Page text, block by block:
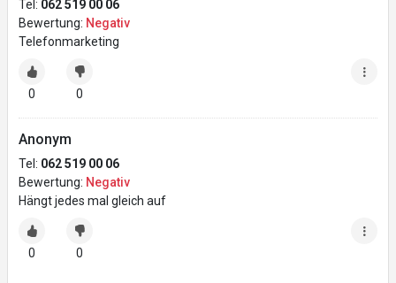
Tel: 062 519 00 06
Bewertung: Negativ
Telefonmarketing
0 0
Anonym
Tel: 062 519 00 06
Bewertung: Negativ
Hängt jedes mal gleich auf
0 0